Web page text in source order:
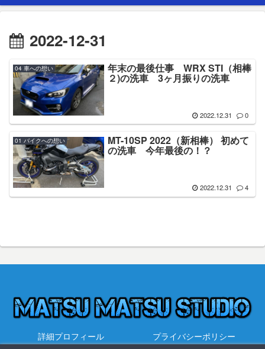
2022-12-31
04 車への想い 年末の最後仕事 WRX STI（相棒
２)の洗車 3ヶ月振りの洗車
2022.12.31 0
01 バイクへの想い MT-10SP 2022（新相棒） 初めて
の洗車 今年最後の！？
2022.12.31 4
詳細プロフィール プライバシーポリシー